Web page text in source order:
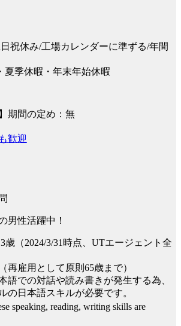
祝休み/工場カレンダーに準ずる/年間
夏季休暇・年末年始休暇
期間の定め：無
歓迎
男性活躍中！
（2024/3/31時点、UTエージェント全
雇用として原則65歳まで）
での対話や読み書きが発生する為、
の日本語スキルが必要です。
speaking, reading, writing skills are